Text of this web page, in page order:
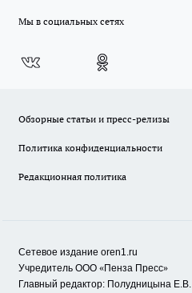
Мы в социальных сетях
Обзорные статьи и пресс-релизы
Политика конфиденциальности
Редакционная политика
Сетевое издание oren1.ru
Учредитель ООО «Пенза Пресс»
Главный редактор: Полудницына Е.В.